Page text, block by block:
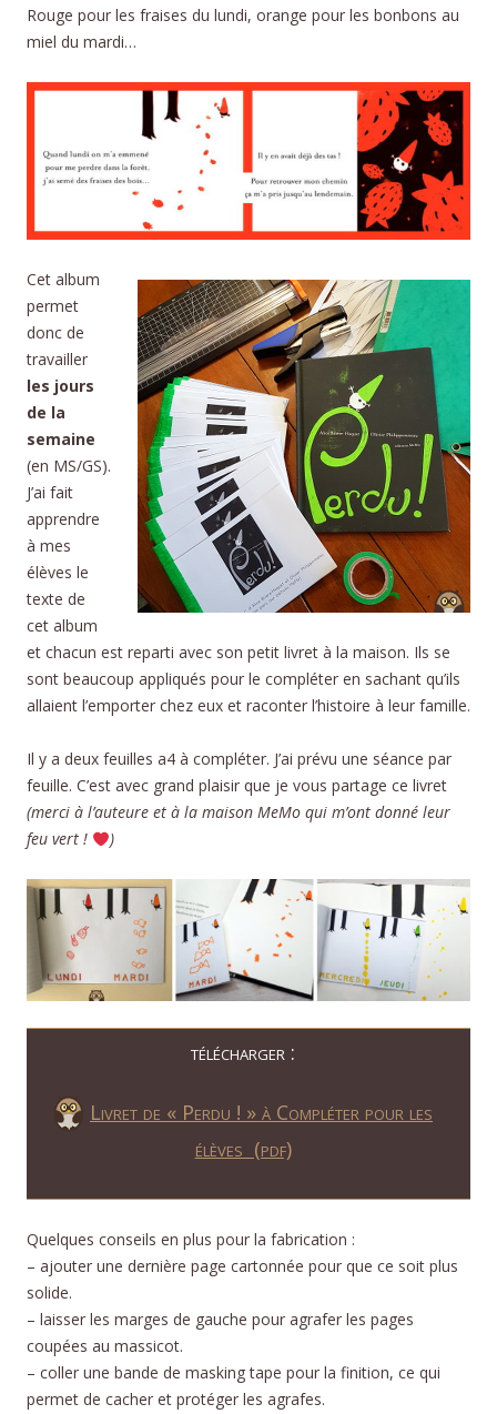
Rouge pour les fraises du lundi, orange pour les bonbons au
miel du mardi…
Cet album
permet
donc de
travailler
les jours
de la
semaine
(en MS/GS).
J’ai fait
apprendre
à mes
élèves le
texte de
cet album
et chacun est reparti avec son petit livret à la maison. Ils se
sont beaucoup appliqués pour le compléter en sachant qu’ils
allaient l’emporter chez eux et raconter l’histoire à leur famille.
Il y a deux feuilles a4 à compléter. J’ai prévu une séance par
feuille. C’est avec grand plaisir que je vous partage ce livret
(merci à l’auteure et à la maison MeMo qui m’ont donné leur
feu vert !
)
télécharger :
Livret de « Perdu ! » à Compléter pour les
élèves (pdf)
Quelques conseils en plus pour la fabrication :
– ajouter une dernière page cartonnée pour que ce soit plus
solide.
– laisser les marges de gauche pour agrafer les pages
coupées au massicot.
– coller une bande de masking tape pour la finition, ce qui
permet de cacher et protéger les agrafes.